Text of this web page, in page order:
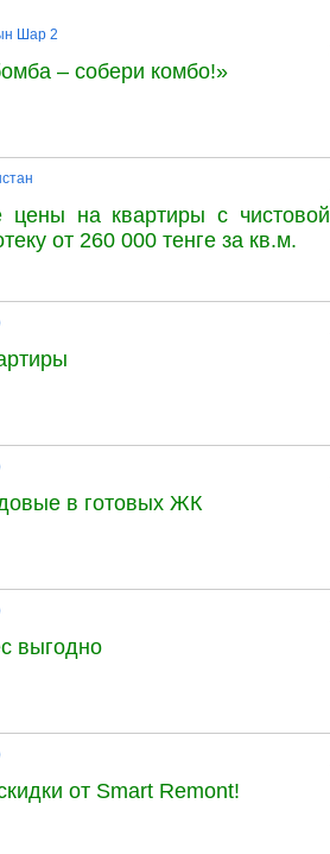
Шар 2
– собери комбо!»
цены на квартиры с чистовой
от 260 000 тенге за кв.м.
в готовых ЖК
выгодно
от Smart Remont!